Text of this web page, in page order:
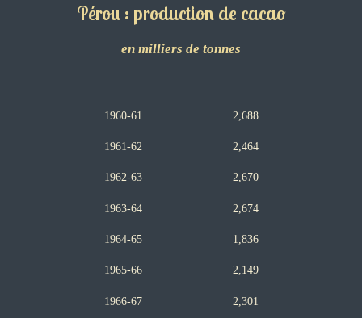
Pérou : production de cacao
en milliers de tonnes
1960-61 2,688
1961-62 2,464
1962-63 2,670
1963-64 2,674
1964-65 1,836
1965-66 2,149
1966-67 2,301